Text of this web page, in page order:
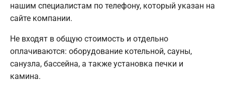
нашим специалистам по телефону, который указан на
сайте компании.
Не входят в общую стоимость и отдельно
оплачиваются: оборудование котельной, сауны,
санузла, бассейна, а также установка печки и
камина.